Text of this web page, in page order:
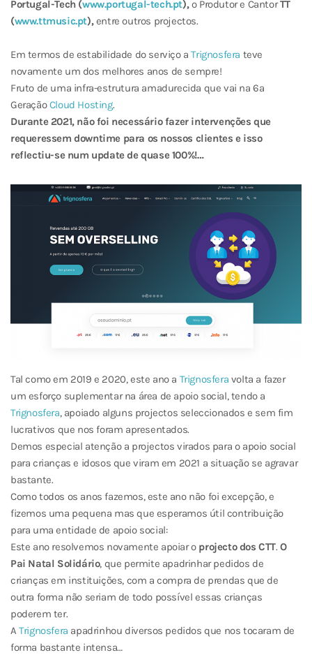
Portugal-Tech (www.portugal-tech.pt),o Produtor e CantorTT
(www.ttmusic.pt),entre outros projectos.
Em termos de estabilidade do serviço aTrignosfera teve
novamente um dos melhores anos de sempre!
Fruto de uma infra-estrutura amadurecida que vai na 6ª
GeraçãoCloud Hosting.
Durante 2021, não foi necessário fazer intervenções que
requeressem downtime para os nossos clientes e isso
reflectiu-se num update de quase 100%!…
Tal como em 2019 e 2020, este ano a Trignosfera volta a fazer
um esforço suplementar na área de apoio social, tendo a
Trignosfera, apoiado alguns projectos seleccionados e sem fim
lucrativos que nos foram apresentados.
Demos especial atenção a projectos virados para o apoio social
para crianças e idosos que viram em 2021 a situação se agravar
bastante.
Como todos os anos fazemos, este ano não foi excepção, e
fizemos uma pequena mas que esperamos útil contribuição
para uma entidade de apoio social:
Este ano resolvemos novamente apoiar o projecto dos CTT.O
Pai Natal Solidário, que permite apadrinhar pedidos de
crianças em instituições, com a compra de prendas que de
outra forma não seriam de todo possível essas crianças
poderem ter.
ATrignosfera apadrinhou diversos pedidos que nos tocaram de
forma bastante intensa…